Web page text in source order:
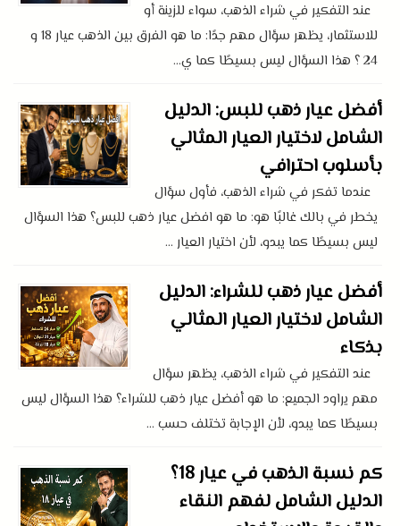
عند التفكير في شراء الذهب، سواء للزينة أو
للاستثمار، يظهر سؤال مهم جدًا: ما هو الفرق بين الذهب عيار 18 و
24 ؟ هذا السؤال ليس بسيطًا كما ي...
أفضل عيار ذهب للبس: الدليل
الشامل لاختيار العيار المثالي
بأسلوب احترافي
عندما تفكر في شراء الذهب، فأول سؤال
يخطر في بالك غالبًا هو: ما هو افضل عيار ذهب للبس؟ هذا السؤال
ليس بسيطًا كما يبدو، لأن اختيار العيار ...
أفضل عيار ذهب للشراء: الدليل
الشامل لاختيار العيار المثالي
بذكاء
عند التفكير في شراء الذهب، يظهر سؤال
مهم يراود الجميع: ما هو أفضل عيار ذهب للشراء؟ هذا السؤال ليس
بسيطًا كما يبدو، لأن الإجابة تختلف حسب ...
كم نسبة الذهب في عيار 18؟
الدليل الشامل لفهم النقاء